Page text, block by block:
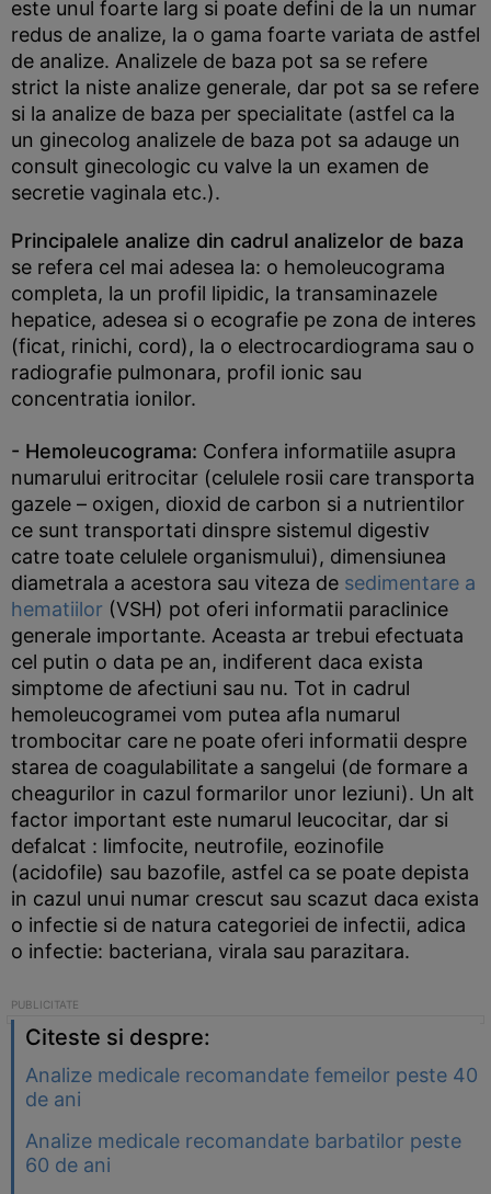
este unul foarte larg si poate defini de la un numar
redus de analize, la o gama foarte variata de astfel
de analize. Analizele de baza pot sa se refere
strict la niste analize generale, dar pot sa se refere
si la analize de baza per specialitate (astfel ca la
un ginecolog analizele de baza pot sa adauge un
consult ginecologic cu valve la un examen de
secretie vaginala etc.).
Principalele analize din cadrul analizelor de baza
se refera cel mai adesea la: o hemoleucograma
completa, la un profil lipidic, la transaminazele
hepatice, adesea si o ecografie pe zona de interes
(ficat, rinichi, cord), la o electrocardiograma sau o
radiografie pulmonara, profil ionic sau
concentratia ionilor.
- Hemoleucograma: Confera informatiile asupra
numarului eritrocitar (celulele rosii care transporta
gazele – oxigen, dioxid de carbon si a nutrientilor
ce sunt transportati dinspre sistemul digestiv
catre toate celulele organismului), dimensiunea
diametrala a acestora sau viteza de sedimentare a
hematiilor (VSH) pot oferi informatii paraclinice
generale importante. Aceasta ar trebui efectuata
cel putin o data pe an, indiferent daca exista
simptome de afectiuni sau nu. Tot in cadrul
hemoleucogramei vom putea afla numarul
trombocitar care ne poate oferi informatii despre
starea de coagulabilitate a sangelui (de formare a
cheagurilor in cazul formarilor unor leziuni). Un alt
factor important este numarul leucocitar, dar si
defalcat : limfocite, neutrofile, eozinofile
(acidofile) sau bazofile, astfel ca se poate depista
in cazul unui numar crescut sau scazut daca exista
o infectie si de natura categoriei de infectii, adica
o infectie: bacteriana, virala sau parazitara.
Citeste si despre:
Analize medicale recomandate femeilor peste 40
de ani
Analize medicale recomandate barbatilor peste
60 de ani